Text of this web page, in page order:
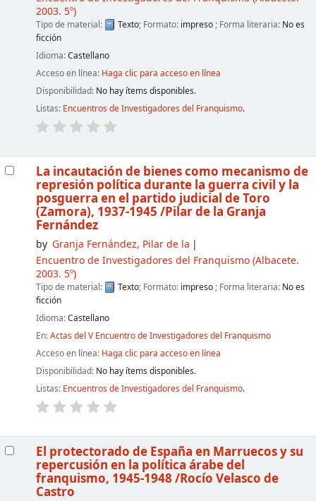
2003. 5º)
Tipo de material: Texto; Formato: impreso ; Forma literaria: No es
ficción
Idioma:Castellano
Acceso en línea: Haga clic para acceso en línea
Disponibilidad: No hay ítems disponibles.
Listas: Encuentros de Investigadores del Franquismo.
La incautación de bienes como mecanismo de
represión política durante la guerra civil y la
posguerra en el partido judicial de Toro
(Zamora), 1937-1945 /Pilar de la Granja
Fernández
by Granja Fernández, Pilar de la
Encuentro de Investigadores del Franquismo(Albacete.
2003. 5º)
Tipo de material: Texto; Formato: impreso ; Forma literaria: No es
ficción
Idioma:Castellano
En:Actas del V Encuentro de Investigadores del Franquismo
Acceso en línea: Haga clic para acceso en línea
Disponibilidad: No hay ítems disponibles.
Listas: Encuentros de Investigadores del Franquismo.
El protectorado de España en Marruecos y su
repercusión en la política árabe del
franquismo, 1945-1948 /Rocío Velasco de
Castro